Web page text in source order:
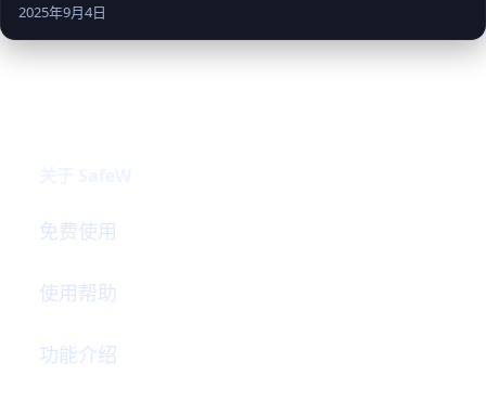
告的纯净沟通体验。
2025年9月4日
免费使用
使用帮助
功能介绍